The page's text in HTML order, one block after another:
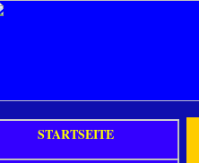
STARTSEITE